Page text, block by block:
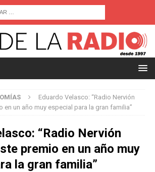
Eduardo Velasco: “Radio Nervión
en un año muy especial para la gran familia”
“Radio Nervión
premio en un año muy
la gran familia”